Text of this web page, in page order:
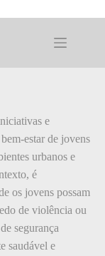
e
estar de jovens
urbanos e
é
os jovens possam
de violência ou
segurança
saudável e